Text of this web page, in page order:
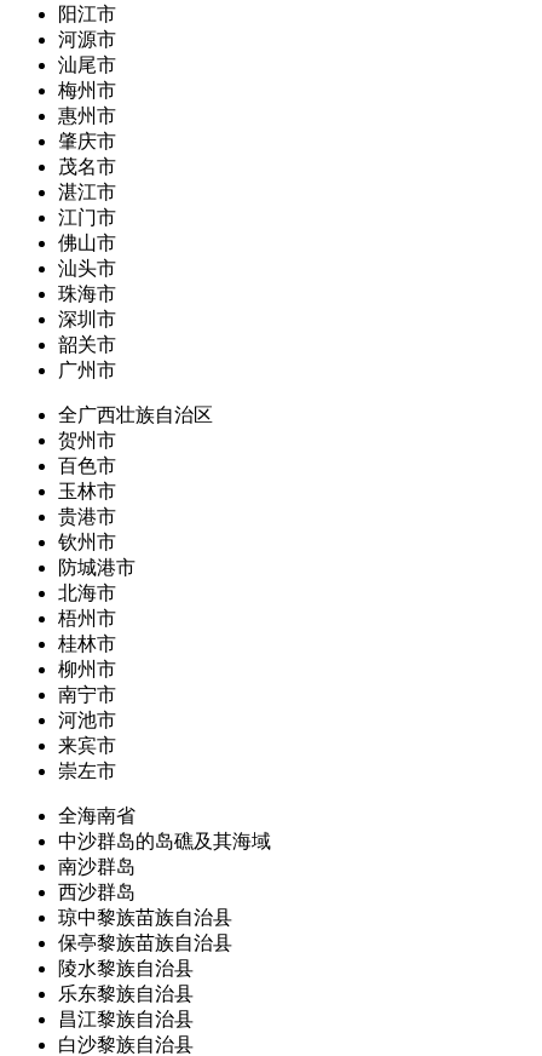
阳江市
河源市
汕尾市
梅州市
惠州市
肇庆市
茂名市
湛江市
江门市
佛山市
汕头市
珠海市
深圳市
韶关市
广州市
全广西壮族自治区
贺州市
百色市
玉林市
贵港市
钦州市
防城港市
北海市
梧州市
桂林市
柳州市
南宁市
河池市
来宾市
崇左市
全海南省
中沙群岛的岛礁及其海域
南沙群岛
西沙群岛
琼中黎族苗族自治县
保亭黎族苗族自治县
陵水黎族自治县
乐东黎族自治县
昌江黎族自治县
白沙黎族自治县